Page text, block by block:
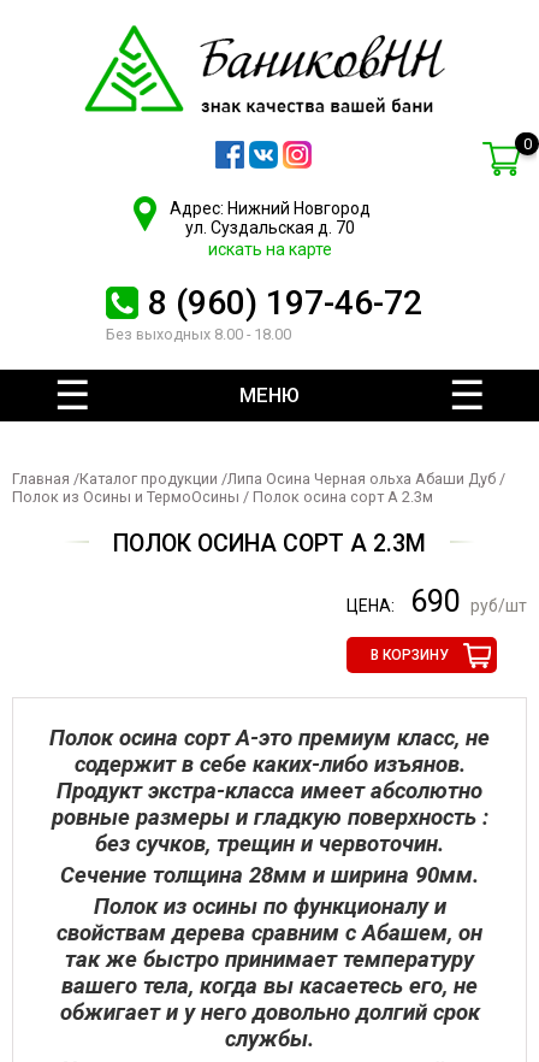
Адрес: Нижний Новгород
ул. Суздальская д. 70
искать на карте
8 (960) 197-46-72
Без выходных 8.00 - 18.00
0
МЕНЮ
Главная /Каталог продукции /Липа Осина Черная ольха Абаши Дуб /
Полок из Осины и ТермоОсины / Полок осина сорт А 2.3м
ПОЛОК ОСИНА СОРТ А 2.3М
ЦЕНА: 690 руб/шт
В КОРЗИНУ
Полок осина сорт А-это премиум класс, не
содержит в себе каких-либо изъянов.
Продукт экстра-класса имеет абсолютно
ровные размеры и гладкую поверхность :
без сучков, трещин и червоточин.
Сечение толщина 28мм и ширина 90мм.
Полок из осины по функционалу и
свойствам дерева сравним с Абашем, он
так же быстро принимает температуру
вашего тела, когда вы касаетесь его, не
обжигает и у него довольно долгий срок
службы.